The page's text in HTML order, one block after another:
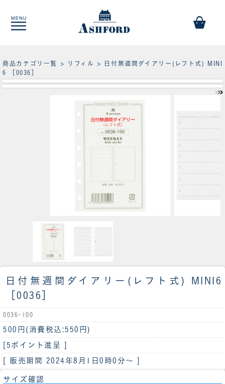
商品カテゴリ一覧 > リフィル
> 日付無週間ダイアリー(レフト式) MINI
6 ［0036］
日付無週間ダイアリー(レフト式) MINI6
［0036］
0036-100
500円 (消費税込:550円)
[5ポイント進呈 ]
[ 販売期間 2024年8月1日0時0分 ～ ]
サイズ確認